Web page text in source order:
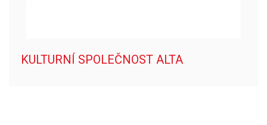
KULTURNÍ SPOLEČNOST ALTA